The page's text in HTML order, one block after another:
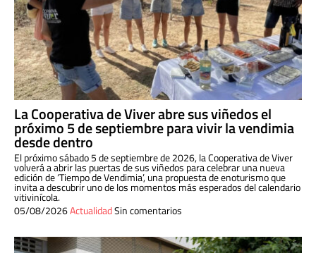
La Cooperativa de Viver abre sus viñedos el
próximo 5 de septiembre para vivir la vendimia
desde dentro
El próximo sábado 5 de septiembre de 2026, la Cooperativa de Viver
volverá a abrir las puertas de sus viñedos para celebrar una nueva
edición de ‘Tiempo de Vendimia’, una propuesta de enoturismo que
invita a descubrir uno de los momentos más esperados del calendario
vitivinícola.
05/08/2026ActualidadSin comentarios